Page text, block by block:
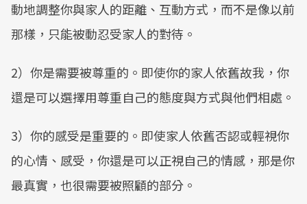
動地調整你與家人的距離、互動方式，而不是像以前
那樣，只能被動忍受家人的對待。
2）你是需要被尊重的。即使你的家人依舊故我，你
還是可以選擇用尊重自己的態度與方式與他們相處。
3）你的感受是重要的。即使家人依舊否認或輕視你
的心情、感受，你還是可以正視自己的情感，那是你
最真實，也很需要被照顧的部分。